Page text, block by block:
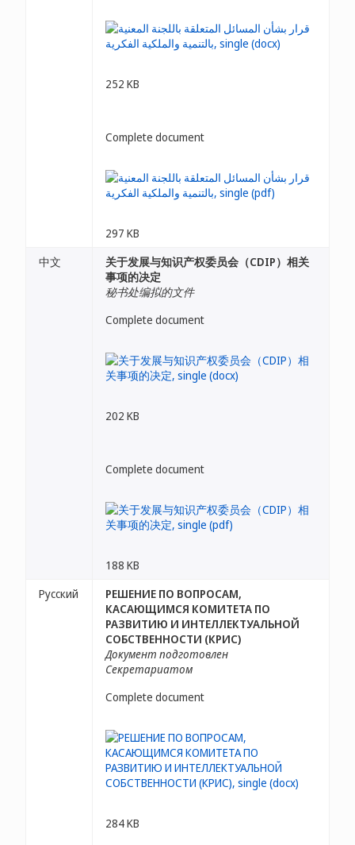
252 KB
Complete document
297 KB
中文
关于发展与知识产权委员会（CDIP）相关
事项的决定
秘书处编拟的文件
Complete document
202 KB
Complete document
188 KB
Русский
РЕШЕНИЕ ПО ВОПРОСАМ,
КАСАЮЩИМСЯ КОМИТЕТА ПО
РАЗВИТИЮ И ИНТЕЛЛЕКТУАЛЬНОЙ
СОБСТВЕННОСТИ (КРИС)
Документ подготовлен
Секретариатом
Complete document
284 KB